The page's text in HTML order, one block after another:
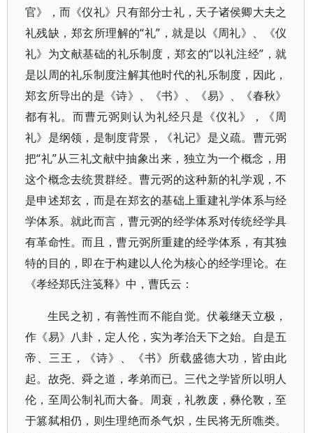
官》，而《仪礼》只有部分士礼，天子诸侯卿大夫之
礼残缺，郑玄所理解的“礼”，就是以《周礼》、《仪
礼》为文献基础的礼乐制度，郑玄的“以礼注经”，就
是以周的礼乐制度注解其他时代的礼乐制度，因此，
郑玄所导出的是《诗》、《书》、《易》、《春秋》
都有礼。而曹元弼则认为礼经只是《仪礼》，《周
礼》是纲领，是制度背景，《礼记》是义疏。曹元弼
把“礼”从三礼文献中抽象出来，独立为一个概念，用
这个概念去统贯群经。曹元弼的这种新的礼学观，不
是申述郑玄，而是在郑玄的基础上重建礼学体系与经
学体系。就此而言，曹元弼的经学体系对传统经学具
有革命性。而且，曹元弼所重建的经学体系，有其独
特的目的，即在于构建以人伦为核心的经学理论。在
《孝经郑氏注笺释》中，曹氏云：
生民之初，有善性而不能自觉。伏羲继天立极，
作《易》八卦，定人伦，实为孝治天下之始。自是五
帝、三王，《诗》、《书》所载盛德大功，皆由此
起。故尧、舜之道，孝弟而已。三代之学皆所以明人
伦，至周公制礼而大备。周衰，礼教废，彝伦斁，至
于篡弑相仍，则生理绝而杀气炽，生民将无所噍类。